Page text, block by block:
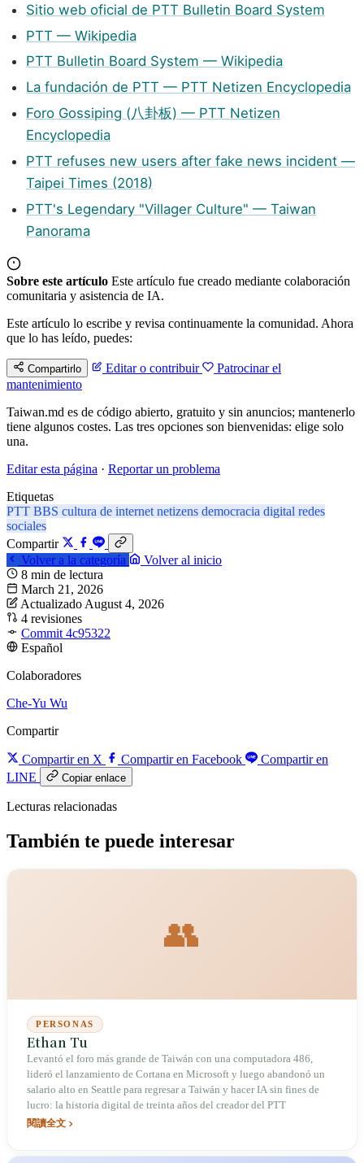
Sitio web oficial de PTT Bulletin Board System
PTT — Wikipedia
PTT Bulletin Board System — Wikipedia
La fundación de PTT — PTT Netizen Encyclopedia
Foro Gossiping (八卦板) — PTT Netizen
Encyclopedia
PTT refuses new users after fake news incident —
Taipei Times (2018)
PTT's Legendary "Villager Culture" — Taiwan
Panorama
Sobre este artículo Este artículo fue creado mediante colaboración
comunitaria y asistencia de IA.
Este artículo lo escribe y revisa continuamente la comunidad. Ahora
que lo has leído, puedes:
Compartirlo Editar o contribuir
Patrocinar el
mantenimiento
Taiwan.md es de código abierto, gratuito y sin anuncios; mantenerlo
tiene algunos costes. Las tres opciones son bienvenidas: elige solo
una.
Editar esta página · Reportar un problema
Etiquetas
PTT BBS cultura de internet netizens democracia digital redes
sociales
Compartir
Volver a la categoría
Volver al inicio
8 min de lectura
March 21, 2026
Actualizado August 4, 2026
4 revisiones
Commit 4c95322
Español
Colaboradores
Che-Yu Wu
Compartir
Compartir en X Compartir en Facebook
Compartir en
LINE
Copiar enlace
Lecturas relacionadas
También te puede interesar
👥
PERSONAS
Ethan Tu
Levantó el foro más grande de Taiwán con una computadora 486,
lideró el lanzamiento de Cortana en Microsoft y luego abandonó un
salario alto en Seattle para regresar a Taiwán y hacer IA sin fines de
lucro: la historia digital de treinta años del creador del PTT
閱讀全文